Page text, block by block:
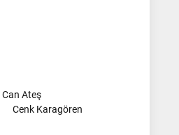
Can Ateş
Cenk Karagören